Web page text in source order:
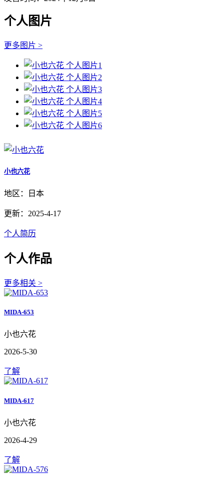
个人图片
更多图片 >
小也六花
地区：日本
更新：2025-4-17
个人简历
个人作品
更多相关 >
MIDA-653
小也六花
2026-5-30
了解
MIDA-617
小也六花
2026-4-29
了解